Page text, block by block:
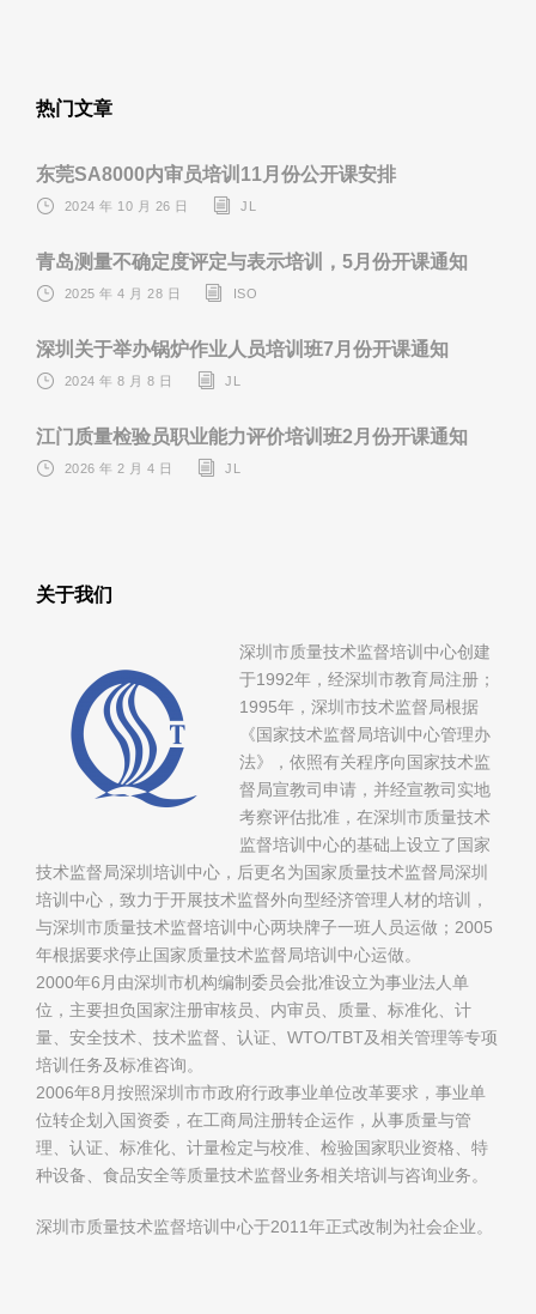
热门文章
东莞SA8000内审员培训11月份公开课安排
2024 年 10 月 26 日 JL
青岛测量不确定度评定与表示培训，5月份开课通知
2025 年 4 月 28 日 ISO
深圳关于举办锅炉作业人员培训班7月份开课通知
2024 年 8 月 8 日 JL
江门质量检验员职业能力评价培训班2月份开课通知
2026 年 2 月 4 日 JL
关于我们
深圳市质量技术监督培训中心创建
于1992年，经深圳市教育局注册；
1995年，深圳市技术监督局根据
《国家技术监督局培训中心管理办
法》，依照有关程序向国家技术监
督局宣教司申请，并经宣教司实地
考察评估批准，在深圳市质量技术
监督培训中心的基础上设立了国家
技术监督局深圳培训中心，后更名为国家质量技术监督局深圳
培训中心，致力于开展技术监督外向型经济管理人材的培训，
与深圳市质量技术监督培训中心两块牌子一班人员运做；2005
年根据要求停止国家质量技术监督局培训中心运做。
2000年6月由深圳市机构编制委员会批准设立为事业法人单
位，主要担负国家注册审核员、内审员、质量、标准化、计
量、安全技术、技术监督、认证、WTO/TBT及相关管理等专项
培训任务及标准咨询。
2006年8月按照深圳市市政府行政事业单位改革要求，事业单
位转企划入国资委，在工商局注册转企运作，从事质量与管
理、认证、标准化、计量检定与校准、检验国家职业资格、特
种设备、食品安全等质量技术监督业务相关培训与咨询业务。
深圳市质量技术监督培训中心于2011年正式改制为社会企业。